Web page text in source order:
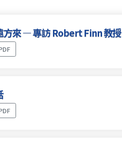
方來 — 專訪 Robert Finn 教授